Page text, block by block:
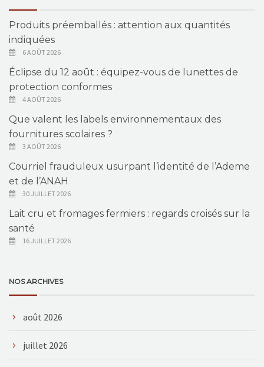
Produits préemballés : attention aux quantités
indiquées
6 AOÛT 2026
Éclipse du 12 août : équipez-vous de lunettes de
protection conformes
4 AOÛT 2026
Que valent les labels environnementaux des
fournitures scolaires ?
3 AOÛT 2026
Courriel frauduleux usurpant l’identité de l’Ademe
et de l’ANAH
30 JUILLET 2026
Lait cru et fromages fermiers : regards croisés sur la
santé
16 JUILLET 2026
NOS ARCHIVES
août 2026
juillet 2026